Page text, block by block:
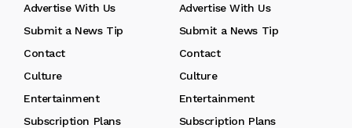
Advertise With Us
Advertise With Us
Submit a News Tip
Submit a News Tip
Contact
Contact
Culture
Culture
Entertainment
Entertainment
Subscription Plans
Subscription Plans